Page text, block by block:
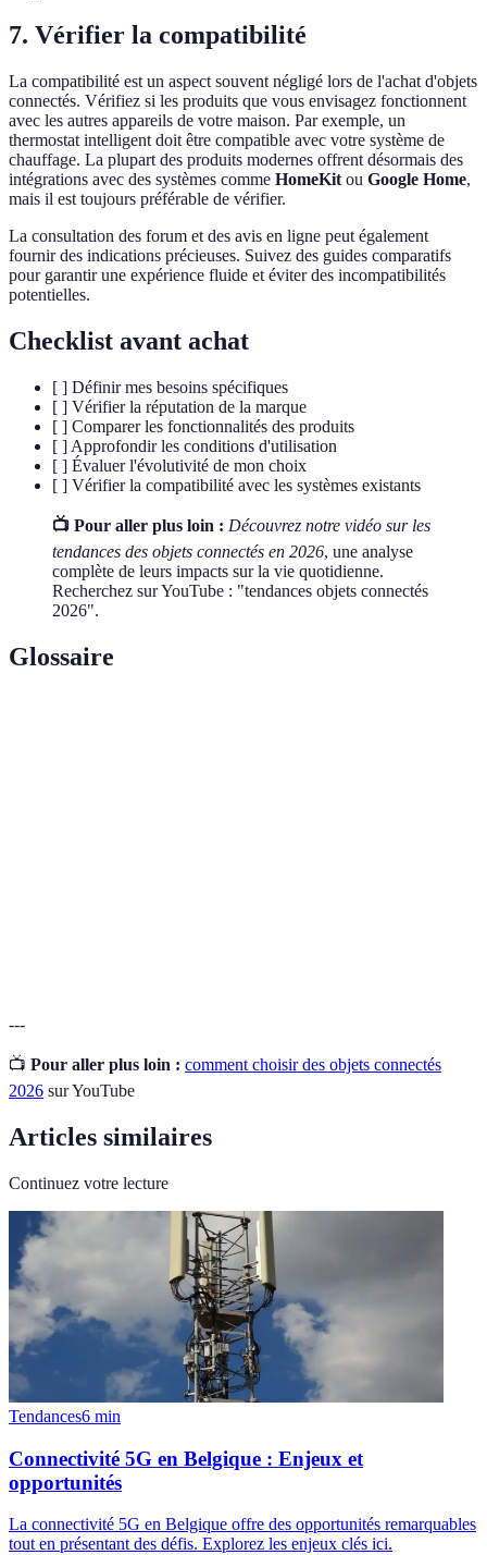
7. Vérifier la compatibilité
La compatibilité est un aspect souvent négligé lors de l'achat d'objets
connectés. Vérifiez si les produits que vous envisagez fonctionnent
avec les autres appareils de votre maison. Par exemple, un
thermostat intelligent doit être compatible avec votre système de
chauffage. La plupart des produits modernes offrent désormais des
intégrations avec des systèmes comme HomeKit ou Google Home,
mais il est toujours préférable de vérifier.
La consultation des forum et des avis en ligne peut également
fournir des indications précieuses. Suivez des guides comparatifs
pour garantir une expérience fluide et éviter des incompatibilités
potentielles.
Checklist avant achat
[ ] Définir mes besoins spécifiques
[ ] Vérifier la réputation de la marque
[ ] Comparer les fonctionnalités des produits
[ ] Approfondir les conditions d'utilisation
[ ] Évaluer l'évolutivité de mon choix
[ ] Vérifier la compatibilité avec les systèmes existants
📺 Pour aller plus loin : Découvrez notre vidéo sur les
tendances des objets connectés en 2026, une analyse
complète de leurs impacts sur la vie quotidienne.
Recherchez sur YouTube : "tendances objets connectés
2026".
Glossaire
---
📺 Pour aller plus loin : comment choisir des objets connectés
2026 sur YouTube
Articles similaires
Continuez votre lecture
Tendances6 min
Connectivité 5G en Belgique : Enjeux et
opportunités
La connectivité 5G en Belgique offre des opportunités remarquables
tout en présentant des défis. Explorez les enjeux clés ici.